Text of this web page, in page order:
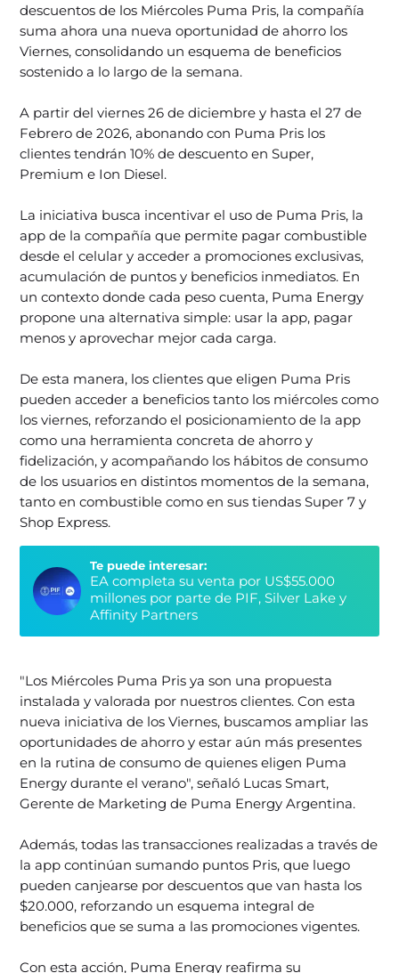
descuentos de los Miércoles Puma Pris, la compañía
suma ahora una nueva oportunidad de ahorro los
Viernes, consolidando un esquema de beneficios
sostenido a lo largo de la semana.
A partir del viernes 26 de diciembre y hasta el 27 de
Febrero de 2026, abonando con Puma Pris los
clientes tendrán 10% de descuento en Super,
Premium e Ion Diesel.
La iniciativa busca incentivar el uso de Puma Pris, la
app de la compañía que permite pagar combustible
desde el celular y acceder a promociones exclusivas,
acumulación de puntos y beneficios inmediatos. En
un contexto donde cada peso cuenta, Puma Energy
propone una alternativa simple: usar la app, pagar
menos y aprovechar mejor cada carga.
De esta manera, los clientes que eligen Puma Pris
pueden acceder a beneficios tanto los miércoles como
los viernes, reforzando el posicionamiento de la app
como una herramienta concreta de ahorro y
fidelización, y acompañando los hábitos de consumo
de los usuarios en distintos momentos de la semana,
tanto en combustible como en sus tiendas Super 7 y
Shop Express.
Te puede interesar:
EA completa su venta por US$55.000
millones por parte de PIF, Silver Lake y
Affinity Partners
"Los Miércoles Puma Pris ya son una propuesta
instalada y valorada por nuestros clientes. Con esta
nueva iniciativa de los Viernes, buscamos ampliar las
oportunidades de ahorro y estar aún más presentes
en la rutina de consumo de quienes eligen Puma
Energy durante el verano", señaló Lucas Smart,
Gerente de Marketing de Puma Energy Argentina.
Además, todas las transacciones realizadas a través de
la app continúan sumando puntos Pris, que luego
pueden canjearse por descuentos que van hasta los
$20.000, reforzando un esquema integral de
beneficios que se suma a las promociones vigentes.
Con esta acción, Puma Energy reafirma su